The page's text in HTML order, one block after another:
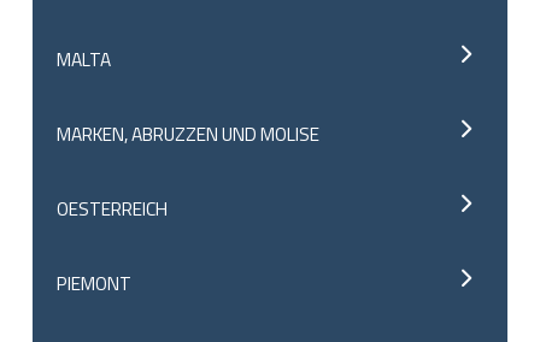
MALTA
MARKEN, ABRUZZEN UND MOLISE
OESTERREICH
PIEMONT